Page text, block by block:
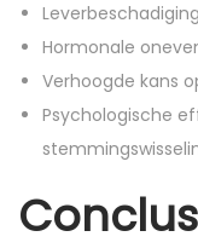
Leverbeschadiging
Hormonale
Verhoogde kans
Psychologische